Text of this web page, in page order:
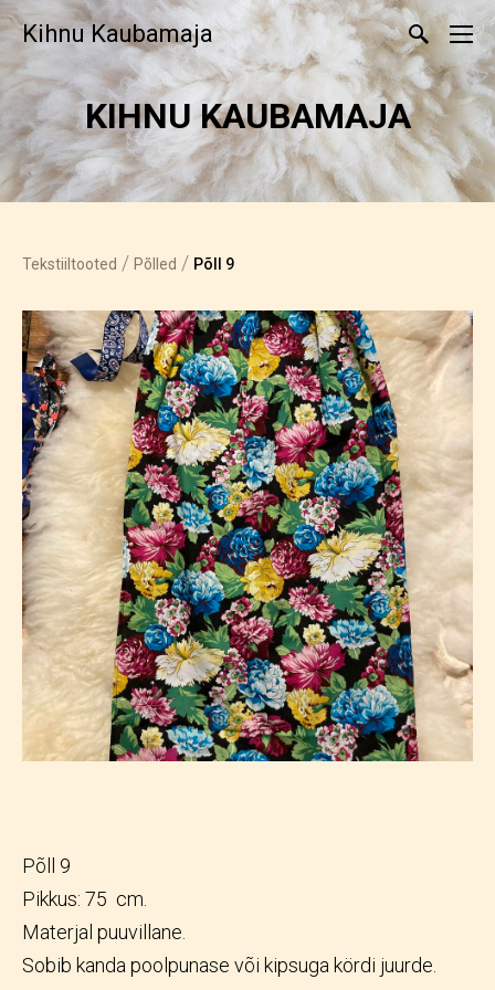
Kihnu Kaubamaja
KIHNU KAUBAMAJA
Tekstiiltooted / Põlled / Põll 9
Põll 9
Pikkus: 75 cm.
Materjal puuvillane.
Sobib kanda poolpunase või kipsuga kördi juurde.